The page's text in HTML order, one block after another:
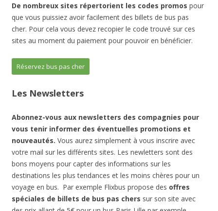
De nombreux sites répertorient les codes promos pour
que vous puissiez avoir facilement des billets de bus pas
cher. Pour cela vous devez recopier le code trouvé sur ces
sites au moment du paiement pour pouvoir en bénéficier.
Réservez bus pas cher
Les Newsletters
Abonnez-vous aux newsletters des compagnies pour
vous tenir informer des éventuelles promotions et
nouveautés. Vous aurez simplement à vous inscrire avec
votre mail sur les différents sites. Les newletters sont des
bons moyens pour capter des informations sur les
destinations les plus tendances et les moins chères pour un
voyage en bus. Par exemple Flixbus propose des offres
spéciales de billets de bus pas chers sur son site avec